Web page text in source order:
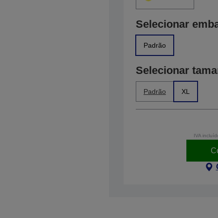
Selecionar
Padrão
Selecionar
Padrão XL
IVA